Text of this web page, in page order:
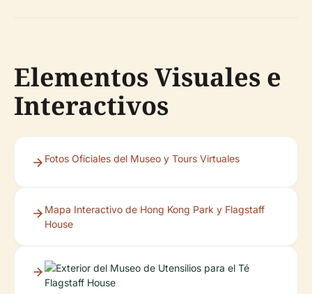
Elementos Visuales e
Interactivos
Fotos Oficiales del Museo y Tours Virtuales
Mapa Interactivo de Hong Kong Park y Flagstaff
House